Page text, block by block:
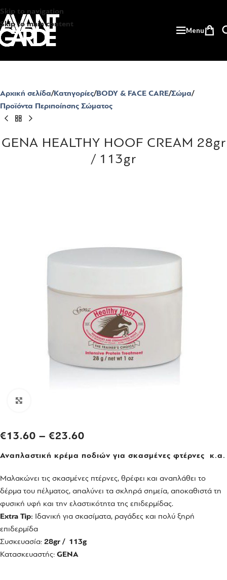
Skip to navigation
Skip to main content
Menu
Αρχική σελίδα Κατηγορίες BODY & FACE CARE Σώμα
Προϊόντα Περιποίησης Σώματος
GENA HEALTHY HOOF CREAM 28gr
/ 113gr
€13.60 – €23.60
Αναπλαστική κρέμα ποδιών για σκασμένες φτέρνες κ.α.
Mαλακώνει τις σκασμένες πτέρνες, θρέφει και αναπλάθει το
δέρμα του πέλματος, απαλύνει τα σκληρά σημεία, αποκαθιστά τη
φυσική υφή και την ελαστικότητα της επιδερμίδας.
Extra Tip: Ιδανική για σκασίματα, ραγάδες και πολύ ξηρή
επιδερμίδα
Συσκευασία: 28gr / 113g
Κατασκευαστής: GENA